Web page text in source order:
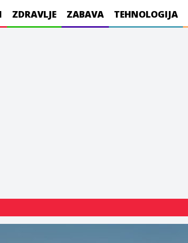
ZDRAVLJE ZABAVA TEHNOLOGIJA